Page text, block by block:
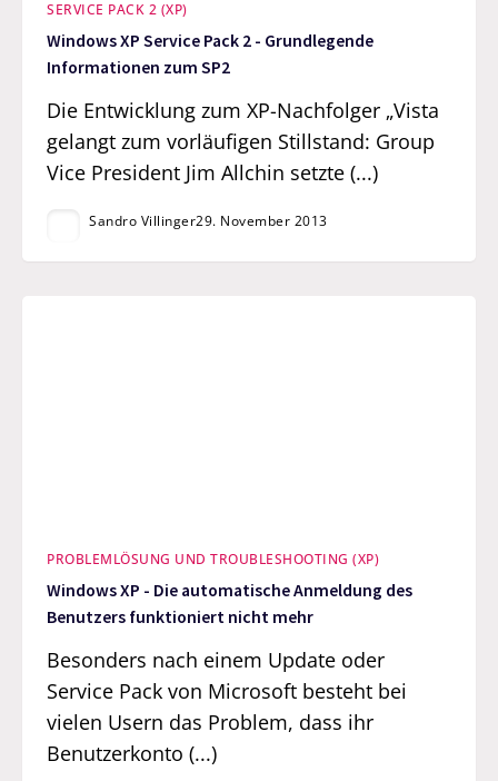
SERVICE PACK 2 (XP)
Windows XP Service Pack 2 - Grundlegende
Informationen zum SP2
Die Entwicklung zum XP-Nachfolger „Vista
gelangt zum vorläufigen Stillstand: Group
Vice President Jim Allchin setzte (...)
Sandro Villinger29. November 2013
PROBLEMLÖSUNG UND TROUBLESHOOTING (XP)
Windows XP - Die automatische Anmeldung des
Benutzers funktioniert nicht mehr
Besonders nach einem Update oder
Service Pack von Microsoft besteht bei
vielen Usern das Problem, dass ihr
Benutzerkonto (...)